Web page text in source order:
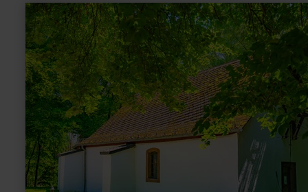
meer
informatie
over:
Schwarzenberg-
Kapelle
Kelberg